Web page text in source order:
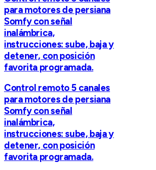
para motores de persiana
Somfy con señal
inalámbrica,
instrucciones: sube, baja y
detener, con posición
favorita programada.
Control remoto 5 canales
para motores de persiana
Somfy con señal
inalámbrica,
instrucciones: sube, baja y
detener, con posición
favorita programada.